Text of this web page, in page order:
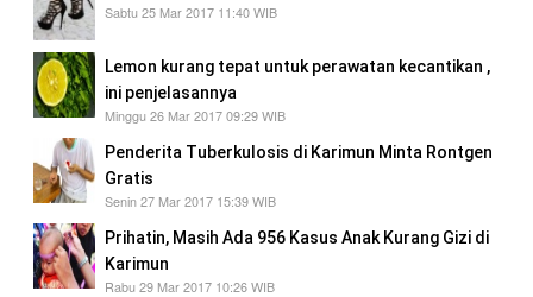
Sabtu 25 Mar 2017 11:40 WIB
Lemon kurang tepat untuk perawatan kecantikan ,
ini penjelasannya
Minggu 26 Mar 2017 09:29 WIB
Penderita Tuberkulosis di Karimun Minta Rontgen
Gratis
Senin 27 Mar 2017 15:39 WIB
Prihatin, Masih Ada 956 Kasus Anak Kurang Gizi di
Karimun
Rabu 29 Mar 2017 10:26 WIB